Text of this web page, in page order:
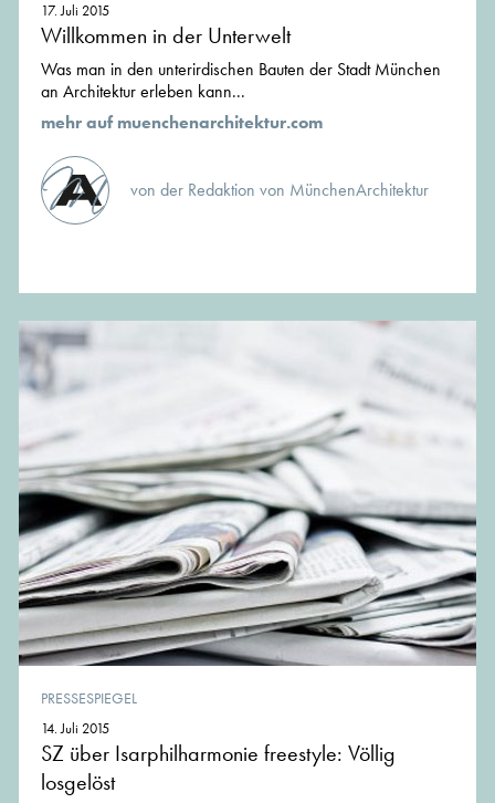
17. Juli 2015
Willkommen in der Unterwelt
Was man in den unterirdischen Bauten der Stadt München
an Architektur erleben kann...
mehr auf muenchenarchitektur.com
von der Redaktion von MünchenArchitektur
PRESSESPIEGEL
14. Juli 2015
SZ über Isarphilharmonie freestyle: Völlig
losgelöst